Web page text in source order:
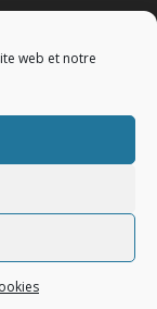
web et notre
Centre